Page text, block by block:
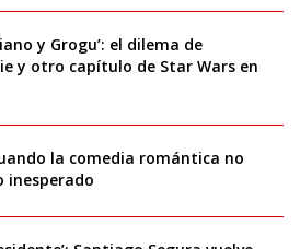
y Grogu’: el dilema de
y otro capítulo de Star Wars en
la comedia romántica no
inesperado